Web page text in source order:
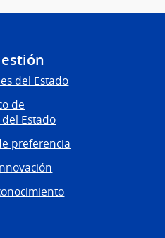
del Estado
de
Estado
preferencia